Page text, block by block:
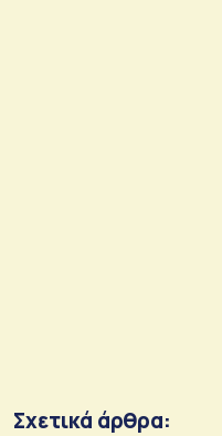
Σχετικά άρθρα: